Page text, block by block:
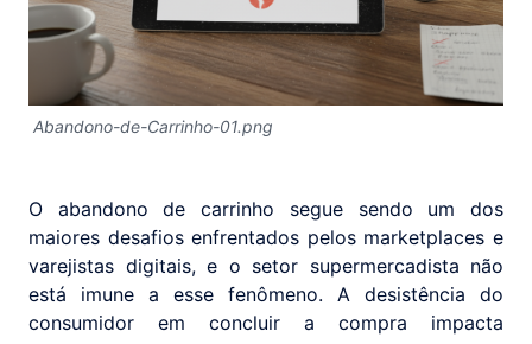
Abandono-de-Carrinho-01.png
O abandono de carrinho segue sendo um dos
maiores desafios enfrentados pelos marketplaces e
varejistas digitais, e o setor supermercadista não
está imune a esse fenômeno. A desistência do
consumidor em concluir a compra impacta